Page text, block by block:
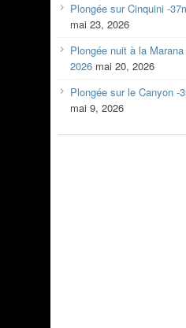
Plongée sur Cinquini -
mai 23, 2026
Plongée nuit à la
2026 mai 20, 2026
Plongée sur le Canyon -
mai 9, 2026